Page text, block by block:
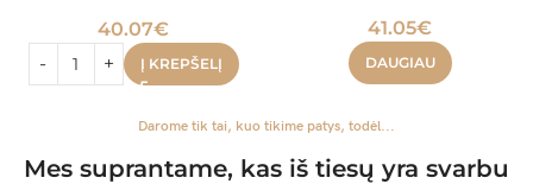
40.07€
Į KREPŠELĮ
41.05€
DAUGIAU
Darome tik tai, kuo tikime patys, todėl...
Mes suprantame, kas iš tiesų yra svarbu